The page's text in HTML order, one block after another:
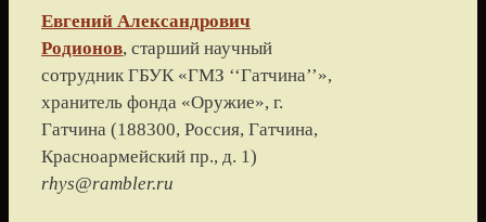
Евгений Александрович
Родионов, старший научный
сотрудник ГБУК «ГМЗ ‘‘Гатчина’’»,
хранитель фонда «Оружие», г.
Гатчина (188300, Россия, Гатчина,
Красноармейский пр., д. 1)
rhys@rambler.ru